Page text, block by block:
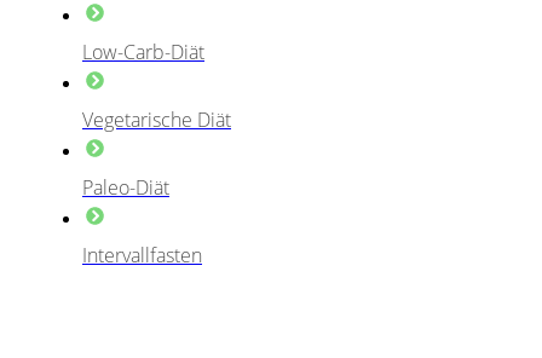
Low-Carb-Diät
Vegetarische Diät
Paleo-Diät
Intervallfasten